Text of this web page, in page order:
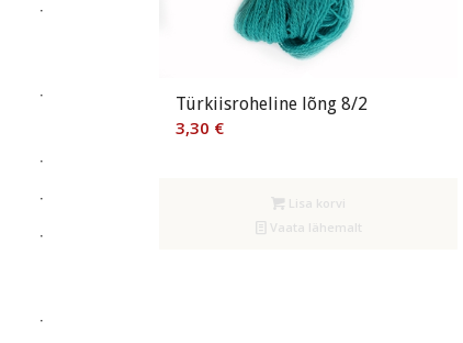
Türkiisroheline lõng 8/2
3,30 €
Lisa korvi
Vaata lähemalt